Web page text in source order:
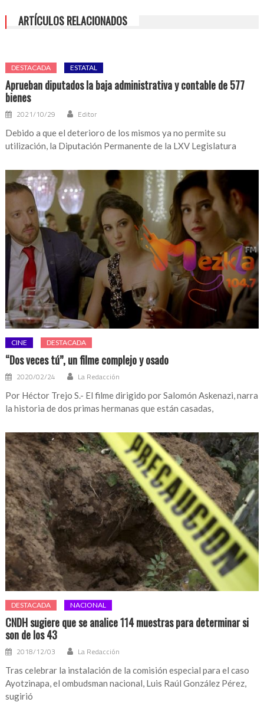
ARTÍCULOS RELACIONADOS
DESTACADA ESTATAL
Aprueban diputados la baja administrativa y contable de 577
bienes
2021/10/29 Editor
Debido a que el deterioro de los mismos ya no permite su
utilización, la Diputación Permanente de la LXV Legislatura
CINE DESTACADA
“Dos veces tú”, un filme complejo y osado
2020/02/24 La Redacción
Por Héctor Trejo S.- El filme dirigido por Salomón Askenazi, narra
la historia de dos primas hermanas que están casadas,
DESTACADA NACIONAL
CNDH sugiere que se analice 114 muestras para determinar si
son de los 43
2018/12/03 La Redacción
Tras celebrar la instalación de la comisión especial para el caso
Ayotzinapa, el ombudsman nacional, Luis Raúl González Pérez,
sugirió